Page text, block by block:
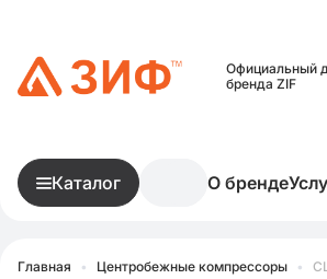
Официальный
бренда ZIF
Каталог О бренде
Главная • Центробежные компрессоры •